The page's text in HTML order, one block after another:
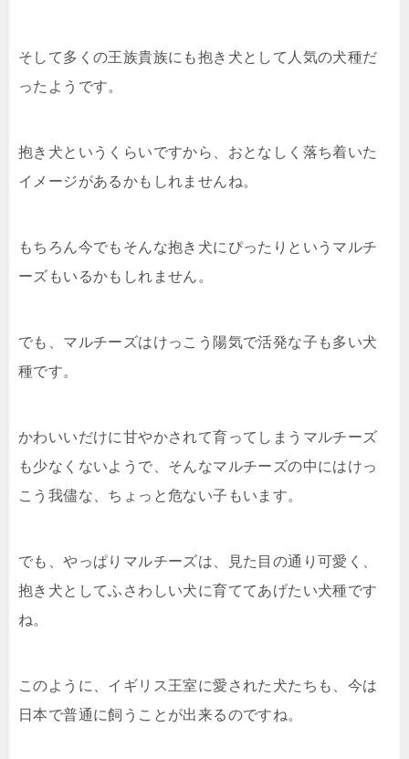
そして多くの王族貴族にも抱き犬として人気の犬種だ
ったようです。
抱き犬というくらいですから、おとなしく落ち着いた
イメージがあるかもしれませんね。
もちろん今でもそんな抱き犬にぴったりというマルチ
ーズもいるかもしれません。
でも、マルチーズはけっこう陽気で活発な子も多い犬
種です。
かわいいだけに甘やかされて育ってしまうマルチーズ
も少なくないようで、そんなマルチーズの中にはけっ
こう我儘な、ちょっと危ない子もいます。
でも、やっぱりマルチーズは、見た目の通り可愛く、
抱き犬としてふさわしい犬に育ててあげたい犬種です
ね。
このように、イギリス王室に愛された犬たちも、今は
日本で普通に飼うことが出来るのですね。